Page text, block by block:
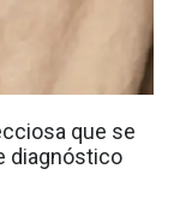
que se
diagnóstico